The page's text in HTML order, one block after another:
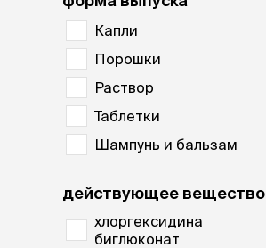
Капли
Порошки
Раствор
Таблетки
Шампунь и бальзам
действующее вещество
хлоргексидина
биглюконат